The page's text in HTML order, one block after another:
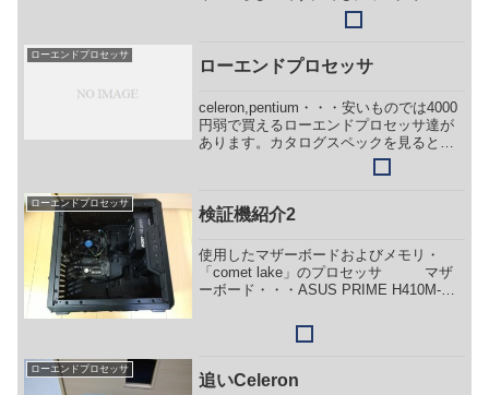
GPU出してないじゃん。確かにディスク
リートGPUは出ていませんが、Ryzenに
ローエンドプロセッサ
ローエンドプロセッサ
celeron,pentium・・・安いものでは4000
円弱で買えるローエンドプロセッサ達が
あります。カタログスペックを見ると
「２コア２スレッド 3.1GHz」、「２コ
ア4スレッド 3.7GHｚ」等々、正直微妙
ローエンドプロセッサ
検証機紹介2
使用したマザーボードおよびメモリ・
「comet lake」のプロセッサ マザ
ーボード・・・ASUS PRIME H410M-
2666（型番は不明） ・「coffee lake」
のプロセッサ...
ローエンドプロセッサ
追いCeleron